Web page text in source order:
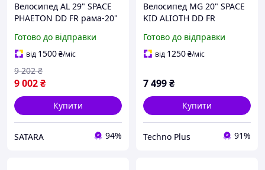
Велосипед AL 29" SPACE
PHAETON DD FR рама-20"
Готово до відправки
від 1500₴/міс
9 002₴
9 202 ₴
Купити
SATARA 94%
Велосипед MG 20" SPACE
KID ALIOTH DD FR
Готово до відправки
від 1250₴/міс
7 499₴
Купити
Techno Plus 91%